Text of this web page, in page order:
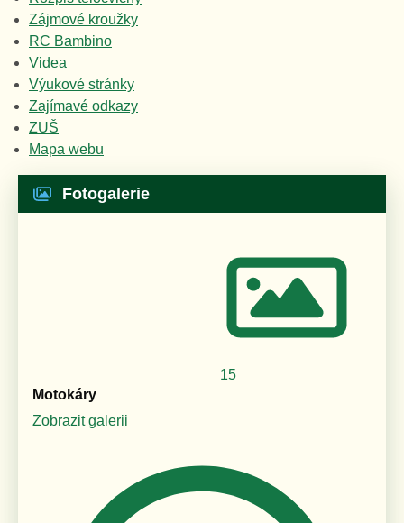
Zájmové kroužky
RC Bambino
Videa
Výukové stránky
Zajímavé odkazy
ZUŠ
Mapa webu
Fotogalerie
15
Motokáry
Zobrazit galerii